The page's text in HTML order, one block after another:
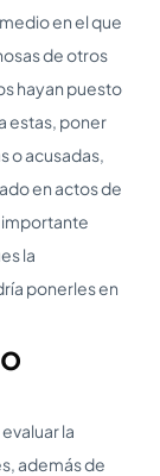
en el que
de otros
hayan puesto
estas, poner
o acusadas,
en actos de
importante
la
ponerles en
la
además de